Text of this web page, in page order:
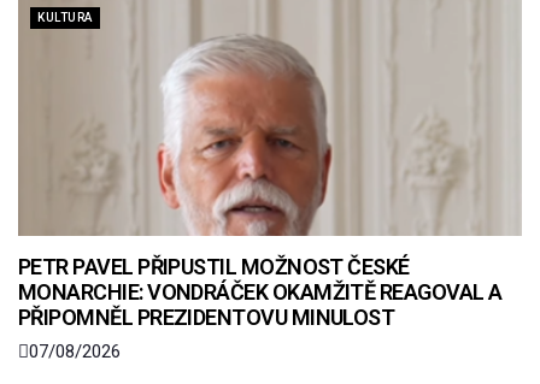
KULTURA
PETR PAVEL PŘIPUSTIL MOŽNOST ČESKÉ
MONARCHIE: VONDRÁČEK OKAMŽITĚ REAGOVAL A
PŘIPOMNĚL PREZIDENTOVU MINULOST
07/08/2026